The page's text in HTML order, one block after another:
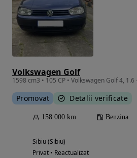
Volkswagen Golf
Promovat Detalii verificate
158 000 km Benzina
Sibiu (Sibiu)
Privat • Reactualizat